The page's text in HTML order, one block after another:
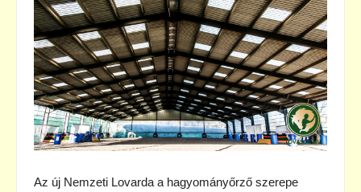
Az új Nemzeti Lovarda a hagyományőrző szerepe